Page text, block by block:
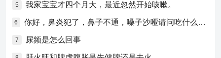
5 我家宝宝才四个月大，最近忽然开始咳嗽。
6 你好，鼻炎犯了，鼻子不通，嗓子沙哑请问吃什么药比较好？
7 尿频是怎么回事